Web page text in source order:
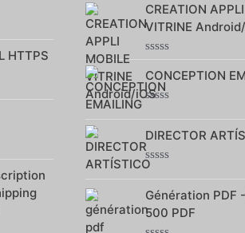
HTTPS
sur
5
CREATION
VITRINE
0
sur
5
CONCEPTION
sur
5
DIRECTOR
Note
sur
5
Génération PDF
500 PDF